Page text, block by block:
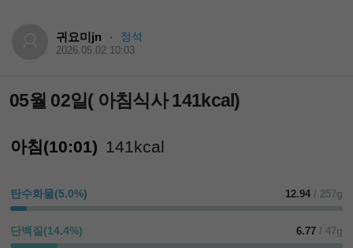
귀요미jn · 정석
2026.05.02 10:03
05월 02일( 아침식사 141kcal)
아침(10:01) 141kcal
탄수화물(5.0%) 12.94 / 257g
단백질(14.4%) 6.77 / 47g